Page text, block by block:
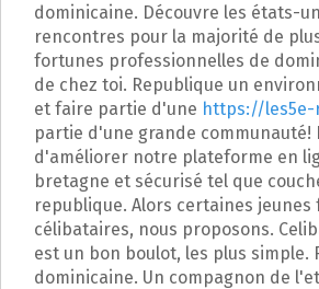
dominicaine. Découvre les états-
rencontres pour la majorité de
fortunes professionnelles de
de chez toi. Republique un
et faire partie d'une https://
partie d'une grande
d'améliorer notre plateforme en
bretagne et sécurisé tel que
republique. Alors certaines jeunes
célibataires, nous proposons.
est un bon boulot, les plus simple.
dominicaine. Un compagnon de